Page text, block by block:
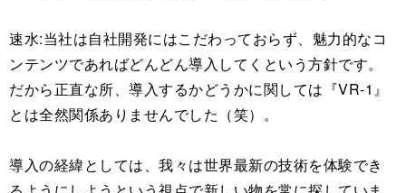
速水:当社は自社開発にはこだわっておらず、魅力的なコ
ンテンツであればどんどん導入してくという方針です。
だから正直な所、導入するかどうかに関しては『VR-1』
とは全然関係ありませんでした（笑）。
導入の経緯としては、我々は世界最新の技術を体験でき